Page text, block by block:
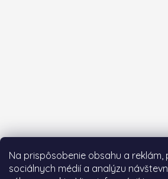
Na prispôsobenie obsahu a
sociálnych médií a analýzu